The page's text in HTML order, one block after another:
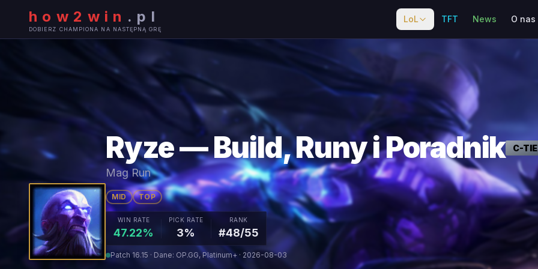
how2win . pl
DOBIERZ CHAMPIONA NA NASTĘPNĄ GRĘ
LoL TFT News O nas
Ryze — Build, Runy i Poradnik C-
Mag Run
MID TOP
WIN RATE
47.22%
PICK RATE
3%
RANK
#48/55
Patch 16.15 · Dane: OP.GG, Platinum+ · 2026-08-03